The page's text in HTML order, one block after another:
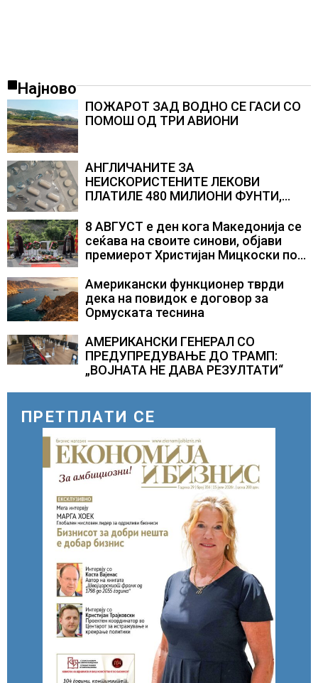
Најново
ПОЖАРОТ ЗАД ВОДНО СЕ ГАСИ СО
ПОМОШ ОД ТРИ АВИОНИ
АНГЛИЧАНИТЕ ЗА
НЕИСКОРИСТЕНИТЕ ЛЕКОВИ
ПЛАТИЛЕ 480 МИЛИОНИ ФУНТИ,
само лекови што навистина им се
потребни
8 АВГУСТ е ден кога Македонија се
сеќава на своите синови, објави
премиерот Христијан Мицкоски по
загинувањето на десетмината
прилепски бранители
Американски функционер тврди
дека на повидок е договор за
Ормуската теснина
АМЕРИКАНСКИ ГЕНЕРАЛ СО
ПРЕДУПРЕДУВАЊЕ ДО ТРАМП:
„ВОЈНАТА НЕ ДАВА РЕЗУЛТАТИ“
ПРЕТПЛАТИ СЕ